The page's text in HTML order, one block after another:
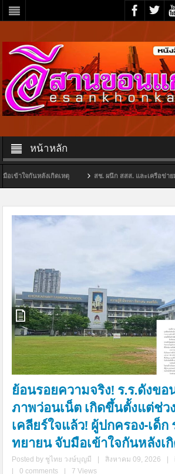
หน้าหลัก
นหลังเกิดเหตุ สช. ผนึก สสส. และเครือข่ายมหาวิทย
ย้อนรอยความจริง! ร.ร.ดังขอ
ภาพว่อนเน็ต เกิดขึ้นตั้งแต่ช่ว
เคลียร์ใจแล้ว! ผู้ปกครอง-เด็
ทยายน จับมือเข้าใจกันหลังเ
Posted by ชูไทย วงษ์บุญมี สิงหาคม 09, 2026
0 comments 7 Views